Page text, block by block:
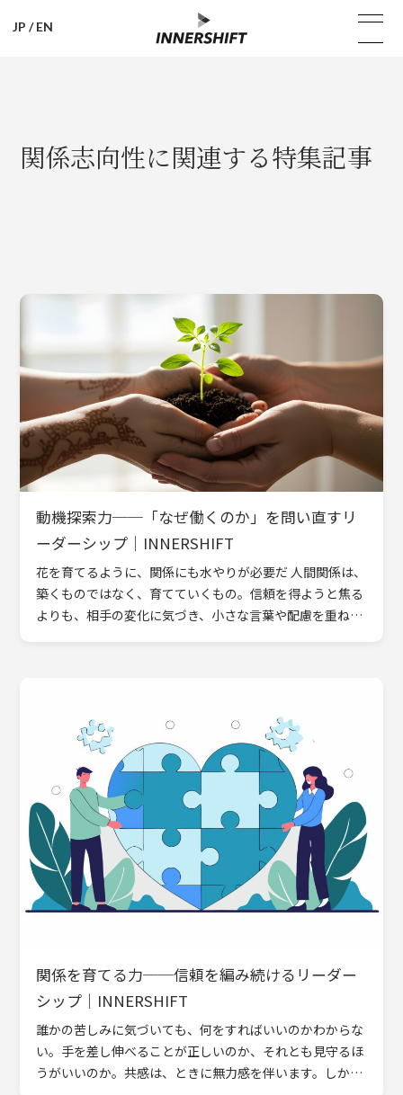
JP /EN
関係志向性に関連する特集記事
動機探索力──「なぜ働くのか」を問い直すリ
ーダーシップ｜INNERSHIFT
花を育てるように、関係にも水やりが必要だ 人間関係は、
築くものではなく、育てていくもの。信頼を得ようと焦る
よりも、相手の変化に気づき、小さな言葉や配慮を重ねる
関係を育てる力──信頼を編み続けるリーダー
シップ｜INNERSHIFT
誰かの苦しみに気づいても、何をすればいいのかわからな
い。手を差し伸べることが正しいのか、それとも見守るほ
うがいいのか。共感は、ときに無力感を伴います。しかし